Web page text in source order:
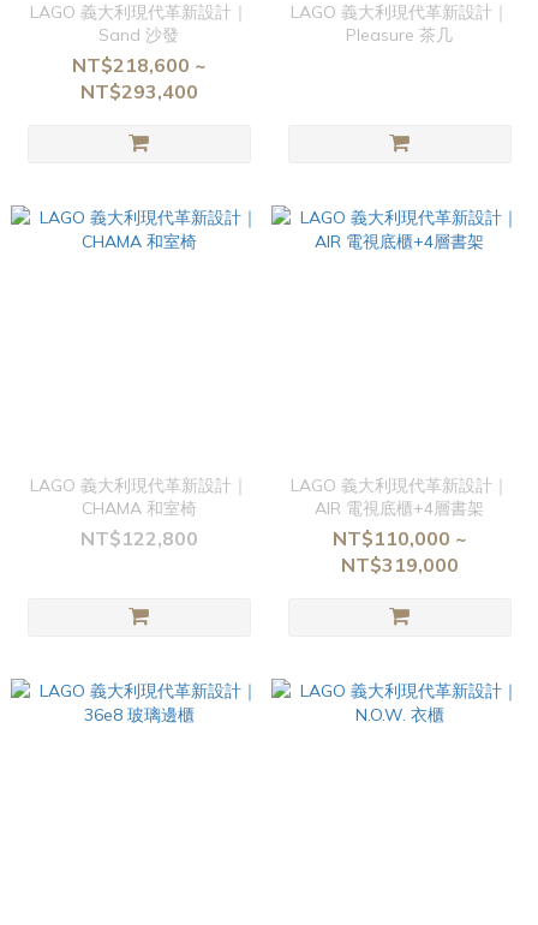
LAGO 義大利現代革新設計｜
Sand 沙發
NT$218,600 ~
NT$293,400
LAGO 義大利現代革新設計｜
Pleasure 茶几
LAGO 義大利現代革新設計｜
CHAMA 和室椅
NT$122,800
LAGO 義大利現代革新設計｜
AIR 電視底櫃+4層書架
NT$110,000 ~
NT$319,000